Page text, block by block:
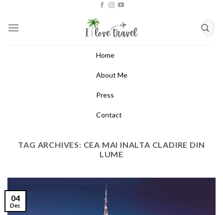
content
Home
About Me
Press
Contact
TAG ARCHIVES: CEA MAI INALTA CLADIRE DIN
LUME
04
Dec